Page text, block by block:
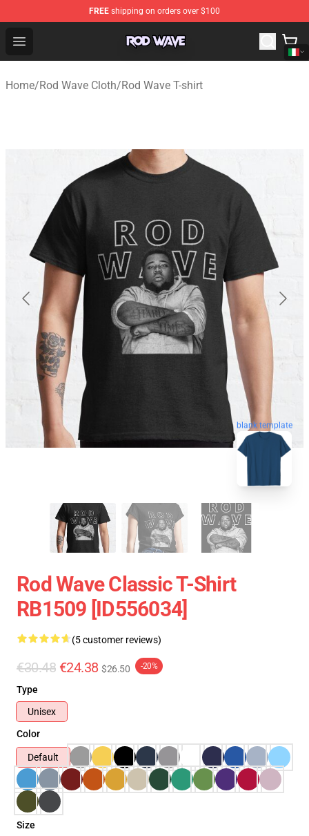
FREE shipping on orders over $100
Open menu
Rod Wave Shop - Official Rod Wave Merchandise Store
Home/Rod Wave Cloth/Rod Wave T-shirt
blank template
Rod Wave Classic T-Shirt
RB1509 [ID556034]
(5 customer reviews)
€30.48 €24.38 $26.50 -20%
Type
Unisex
Color
Default
Size